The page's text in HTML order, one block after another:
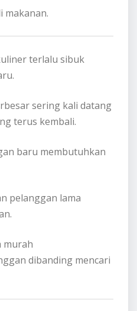
makanan.
terlalu sibuk
sering kali datang
terus kembali.
baru membutuhkan
pelanggan lama
murah
dibanding mencari